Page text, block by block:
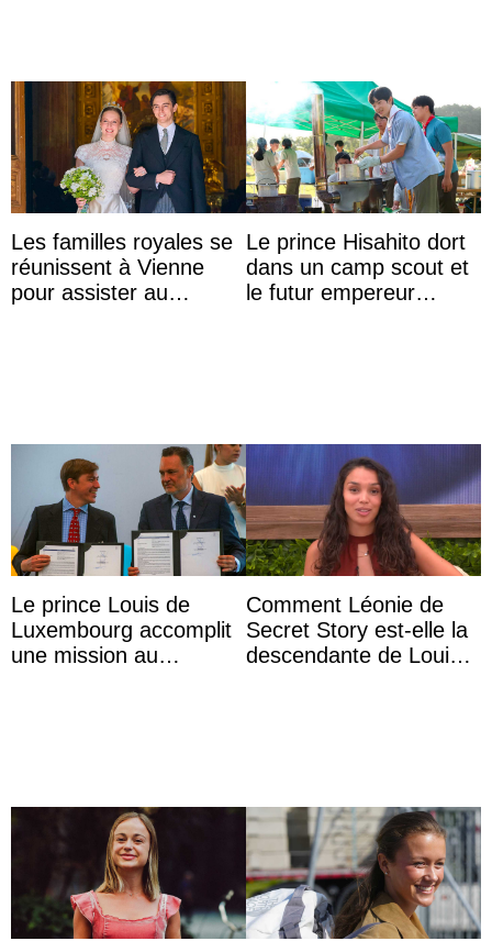
Les familles royales se
réunissent à Vienne
pour assister au
Le prince Hisahito dort
dans un camp scout et
le futur empereur
Le prince Louis de
Luxembourg accomplit
une mission au
Comment Léonie de
Secret Story est-elle la
descendante de Louis